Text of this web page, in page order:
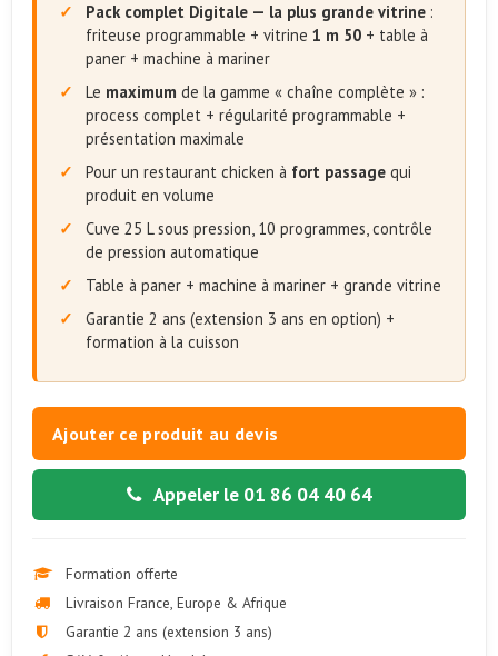
Pack complet Digitale — la plus grande vitrine :
friteuse programmable + vitrine 1 m 50 + table à
paner + machine à mariner
Le maximum de la gamme « chaîne complète » :
process complet + régularité programmable +
présentation maximale
Pour un restaurant chicken à fort passage qui
produit en volume
Cuve 25 L sous pression, 10 programmes, contrôle
de pression automatique
Table à paner + machine à mariner + grande vitrine
Garantie 2 ans (extension 3 ans en option) +
formation à la cuisson
Ajouter ce produit au devis
Appeler le 01 86 04 40 64
Formation offerte
Livraison France, Europe & Afrique
Garantie 2 ans (extension 3 ans)